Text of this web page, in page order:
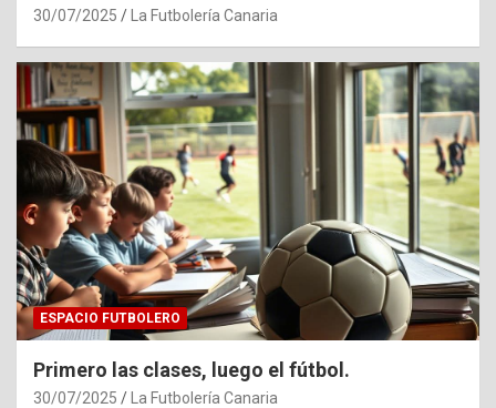
30/07/2025 La Futbolería Canaria
ESPACIO FUTBOLERO
Primero las clases, luego el fútbol.
30/07/2025 La Futbolería Canaria